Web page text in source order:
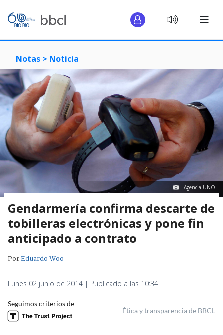
Notas > Noticia
Agencia UNO
Gendarmería confirma descarte de
tobilleras electrónicas y pone fin
anticipado a contrato
PorEduardo Woo
Lunes 02 junio de 2014 | Publicado a las 10:34
Seguimos criterios de
Ética y transparencia de BBCL